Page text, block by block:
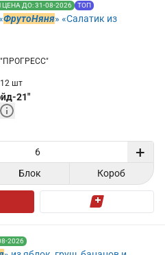
ДО: 31-08-2026 ТОП
ФрутоНяня» «Салатик из
12 шт
21"
+
Блок Короб
2026